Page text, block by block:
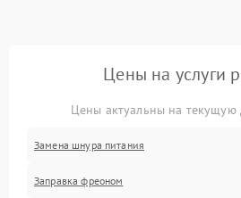
Цены на услуги
Цены актуальны на текущую
Замена шнура питания
Заправка фреоном